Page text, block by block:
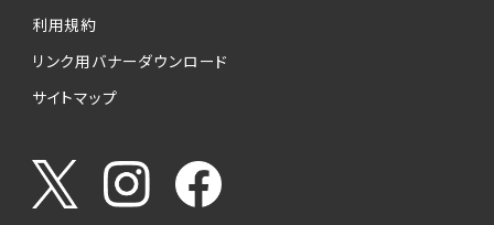
(1)お客様が求人応募フォームより個人情報を
送信した事業主（広告主）への提供
お客様が求職活動・応募等を行った企業による
うやりとり・情報提供（採否・合否の検討を含み
ます）
利用規約
リンク用バナーダウンロード
サイトマップ